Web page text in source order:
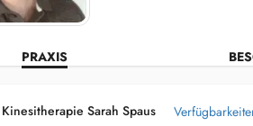
PRAXIS
Sarah Spaus